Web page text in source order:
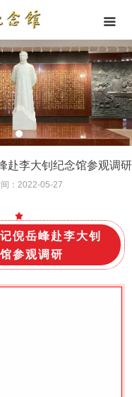
끀
赴李大钊纪念馆参观调研
： 2022-05-27
倪岳峰赴李大钊
参观调研